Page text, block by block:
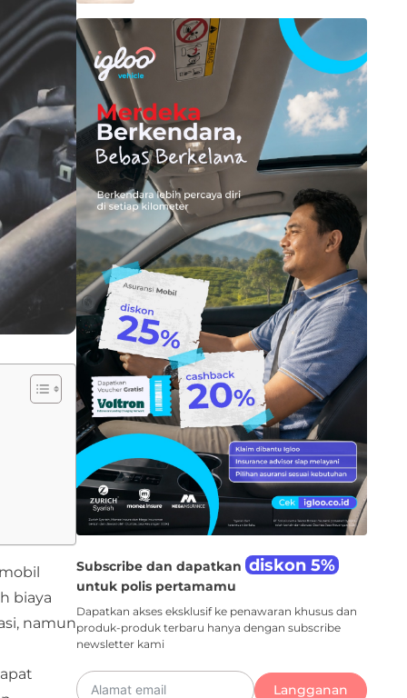
biaya
namun
Subscribe dan dapatkan diskon 5%
untuk polis pertamamu
Dapatkan akses eksklusif ke penawaran khusus dan
produk-produk terbaru hanya dengan subscribe
newsletter kami
Langganan